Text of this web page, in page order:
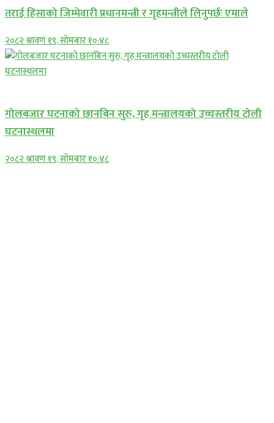
तराई हिंसाको जिम्मेवारी प्रधानमन्त्री र गृहमन्त्रीले लिनुपर्छः एमाले
२०८२ श्रावण १९, सोमबार १०:४८
गोलबजार घटनाको छानबिन सुरु, गृह मन्त्रालयको उच्चस्तरीय टोली
घटनास्थलमा
२०८२ श्रावण १९, सोमबार १०:४८